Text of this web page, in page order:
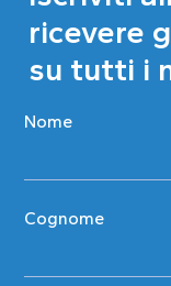
ricevere
su tutti i
Nome
Cognome